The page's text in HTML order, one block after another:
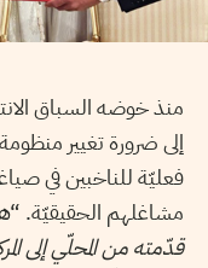
إلى ضرورة تغيير
فعليّة للناخبين في
مشاغلهم الحقيقيّة. “
قدّمته من المحلّي إلى